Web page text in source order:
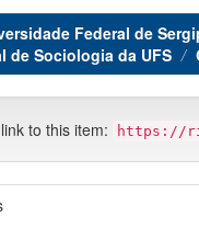
Federal de
de Sociologia da UFS
to this item: https://